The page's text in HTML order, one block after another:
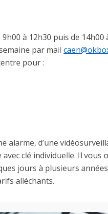
à 12h30 puis de 14h00
par mail
pour :
alarme, d’une
clé individuelle. Il vous
jours à plusieurs
alléchants.